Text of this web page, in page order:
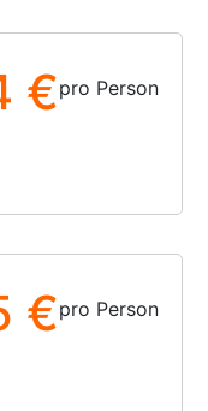
€pro Person
€pro Person